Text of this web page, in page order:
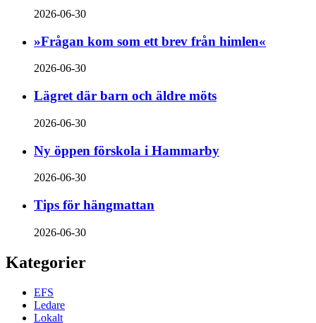
2026-06-30
»Frågan kom som ett brev från himlen«
2026-06-30
Lägret där barn och äldre möts
2026-06-30
Ny öppen förskola i Hammarby
2026-06-30
Tips för hängmattan
2026-06-30
Kategorier
EFS
Ledare
Lokalt